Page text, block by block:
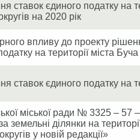
ставок єдиного податку на
на 2020 рік
впливу до проекту
на території міста
ставок єдиного податку на
міської ради № 3325 – 57
земельні ділянки на
у новій редакції»